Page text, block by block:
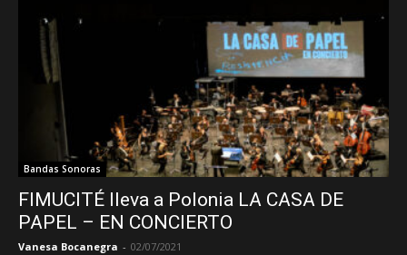
Bandas Sonoras
FIMUCITÉ lleva a Polonia LA CASA DE
PAPEL – EN CONCIERTO
Vanesa Bocanegra - 02/07/2021